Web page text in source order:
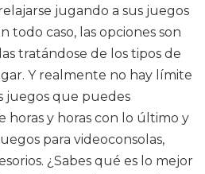
jugando a sus juegos
todo caso, las opciones son
tratándose de los tipos de
Y realmente no hay límite
juegos que puedes
horas y horas con lo último y
para videoconsolas,
¿Sabes qué es lo mejor